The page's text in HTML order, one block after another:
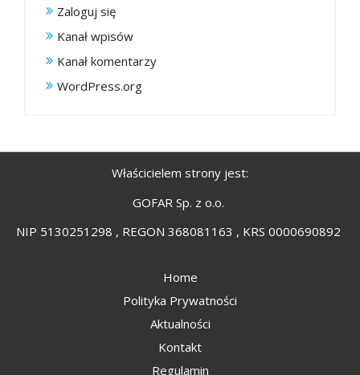
Zaloguj się
Kanał wpisów
Kanał komentarzy
WordPress.org
Właścicielem strony jest:
GOFAR Sp. z o.o.
NIP 5130251298 , REGON 368081163 , KRS 0000690892
Home
Polityka Prywatności
Aktualności
Kontakt
Regulamin